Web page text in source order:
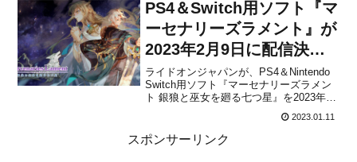
星』は、Nintendo Switch版が2...
PS4＆Switch用ソフト『マ
ーセナリーズラメント』が
2023年2月9日に配信決
定！
ライドオンジャパンが、PS4＆Nintendo
Switch用ソフト『マーセナリーズラメン
ト 銀狼と巫女を廻る七つ星』を2023年2
売価格は2,220円(税込)が予定されていま
す。※プレスリリースによるとPS4版の
発売日は未定とのこと【タクテ...
2023.01.11
スポンサーリンク